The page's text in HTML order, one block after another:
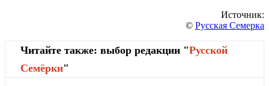
Источник:
© Русская Семерка
Читайте также: выбор редакции "Русской
Cемёрки"